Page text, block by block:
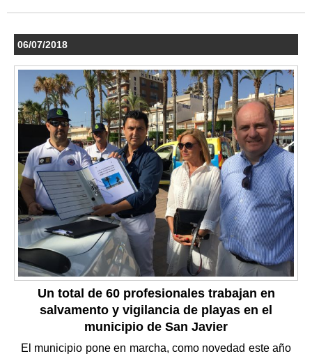
06/07/2018
Un total de 60 profesionales trabajan en
salvamento y vigilancia de playas en el
municipio de San Javier
El municipio pone en marcha, como novedad este año